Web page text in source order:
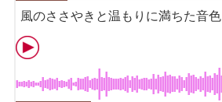
風のささやきと温もりに満ちた音色